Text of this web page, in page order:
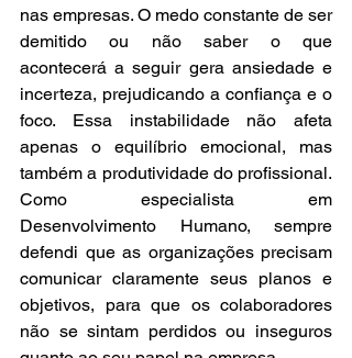
nas empresas. O medo constante de ser
demitido ou não saber o que
acontecerá a seguir gera ansiedade e
incerteza, prejudicando a confiança e o
foco. Essa instabilidade não afeta
apenas o equilíbrio emocional, mas
também a produtividade do profissional.
Como especialista em
Desenvolvimento Humano, sempre
defendi que as organizações precisam
comunicar claramente seus planos e
objetivos, para que os colaboradores
não se sintam perdidos ou inseguros